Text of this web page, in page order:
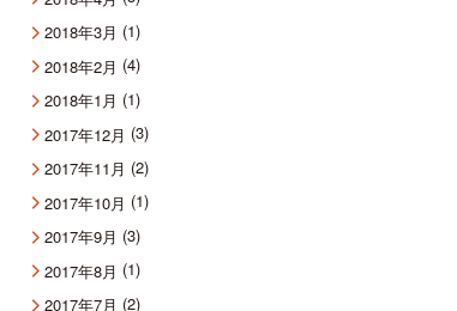
2018年3月 (1)
2018年2月 (4)
2018年1月 (1)
2017年12月 (3)
2017年11月 (2)
2017年10月 (1)
2017年9月 (3)
2017年8月 (1)
2017年7月 (2)